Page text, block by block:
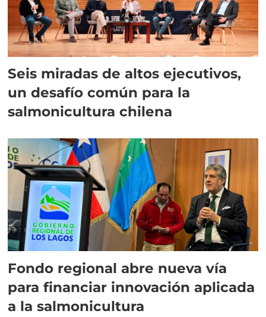
Seis miradas de altos ejecutivos,
un desafío común para la
salmonicultura chilena
Fondo regional abre nueva vía
para financiar innovación aplicada
a la salmonicultura